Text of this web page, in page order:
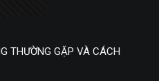
THƯỜNG GẶP VÀ CÁCH